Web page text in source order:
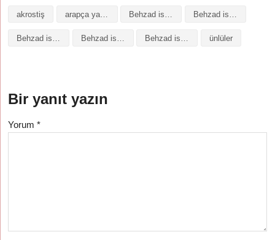
akrostiş arapça yazılışı
Behzad isminin baş harfleriyle şiir Behzad isminin kökeni Behzad isminin numerolojisi ünlüler
Bir yanıt yazın
Yorum*